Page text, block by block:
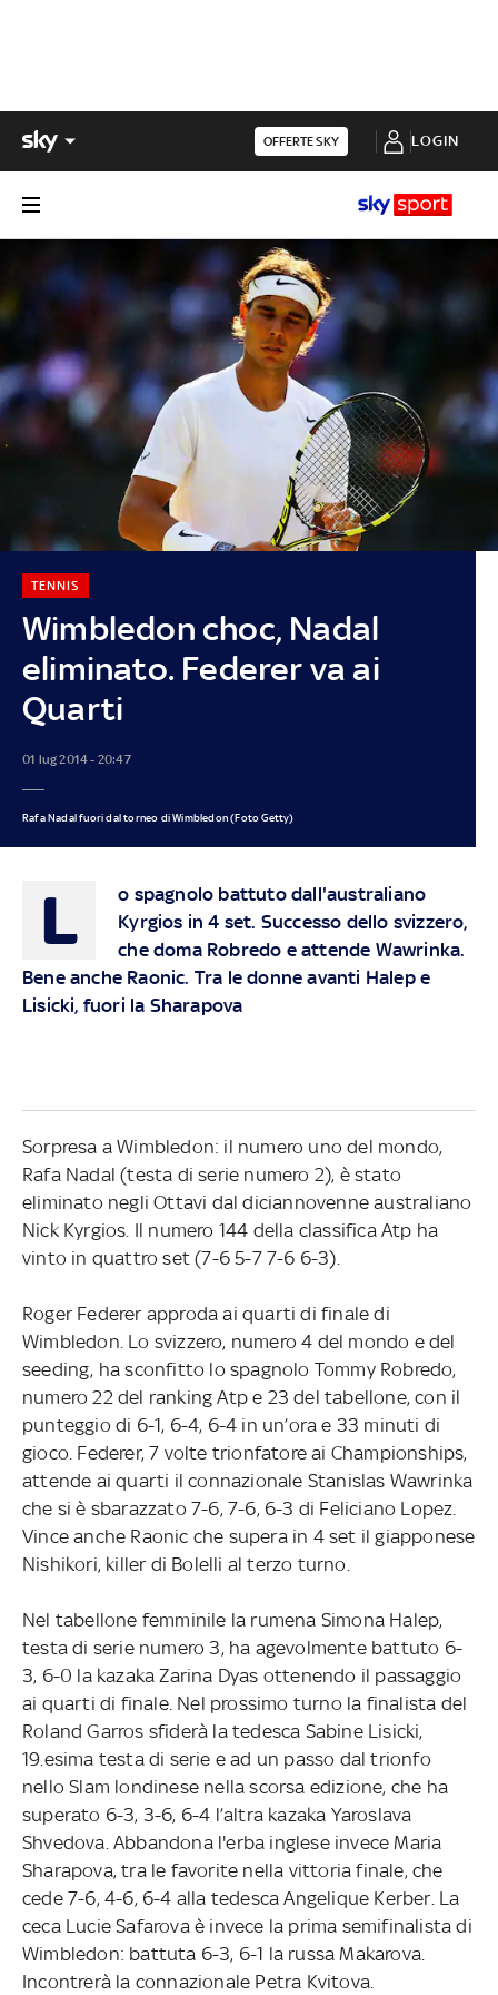
OFFERTE SKY LOGIN
Wimbledon choc, Nadal
eliminato. Federer va ai
Quarti
TENNIS
01 lug 2014 - 20:47
Rafa Nadal fuori dal torneo di Wimbledon (Foto Getty)
L
o spagnolo battuto dall'australiano
Kyrgios in 4 set. Successo dello svizzero,
che doma Robredo e attende Wawrinka.
Bene anche Raonic. Tra le donne avanti Halep e
Lisicki, fuori la Sharapova
Sorpresa a Wimbledon: il numero uno del mondo,
Rafa Nadal (testa di serie numero 2), è stato
eliminato negli Ottavi dal diciannovenne australiano
Nick Kyrgios. Il numero 144 della classifica Atp ha
vinto in quattro set (7-6 5-7 7-6 6-3).
Roger Federer approda ai quarti di finale di
Wimbledon. Lo svizzero, numero 4 del mondo e del
seeding, ha sconfitto lo spagnolo Tommy Robredo,
numero 22 del ranking Atp e 23 del tabellone, con il
punteggio di 6-1, 6-4, 6-4 in un’ora e 33 minuti di
gioco. Federer, 7 volte trionfatore ai Championships,
attende ai quarti il connazionale Stanislas Wawrinka
che si è sbarazzato 7-6, 7-6, 6-3 di Feliciano Lopez.
Vince anche Raonic che supera in 4 set il giapponese
Nishikori, killer di Bolelli al terzo turno.
Nel tabellone femminile la rumena Simona Halep,
testa di serie numero 3, ha agevolmente battuto 6-
3, 6-0 la kazaka Zarina Dyas ottenendo il passaggio
ai quarti di finale. Nel prossimo turno la finalista del
Roland Garros sfiderà la tedesca Sabine Lisicki,
19.esima testa di serie e ad un passo dal trionfo
nello Slam londinese nella scorsa edizione, che ha
superato 6-3, 3-6, 6-4 l’altra kazaka Yaroslava
Shvedova. Abbandona l'erba inglese invece Maria
Sharapova, tra le favorite nella vittoria finale, che
cede 7-6, 4-6, 6-4 alla tedesca Angelique Kerber. La
ceca Lucie Safarova è invece la prima semifinalista di
Wimbledon: battuta 6-3, 6-1 la russa Makarova.
Incontrerà la connazionale Petra Kvitova.